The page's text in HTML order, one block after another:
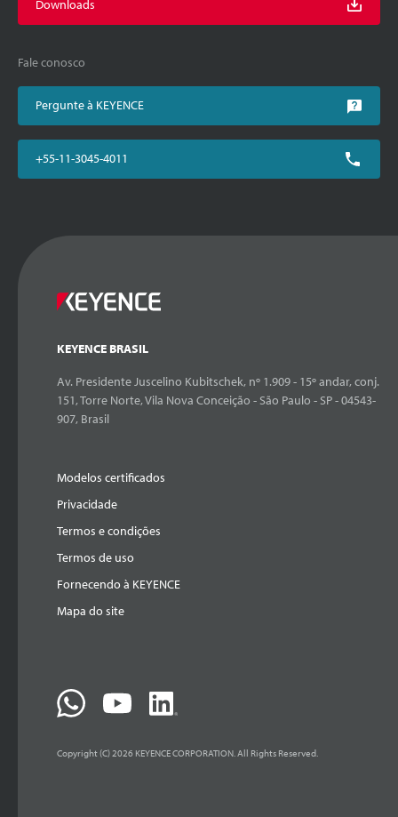
Downloads
Fale conosco
Pergunte à KEYENCE
+55-11-3045-4011
KEYENCE BRASIL
Av. Presidente Juscelino Kubitschek, nº 1.909 - 15º andar, conj.
151, Torre Norte, Vila Nova Conceição - São Paulo - SP - 04543-
907, Brasil
Modelos certificados
Privacidade
Termos e condições
Termos de uso
Fornecendo à KEYENCE
Mapa do site
Copyright (C) 2026 KEYENCE CORPORATION. All Rights Reserved.